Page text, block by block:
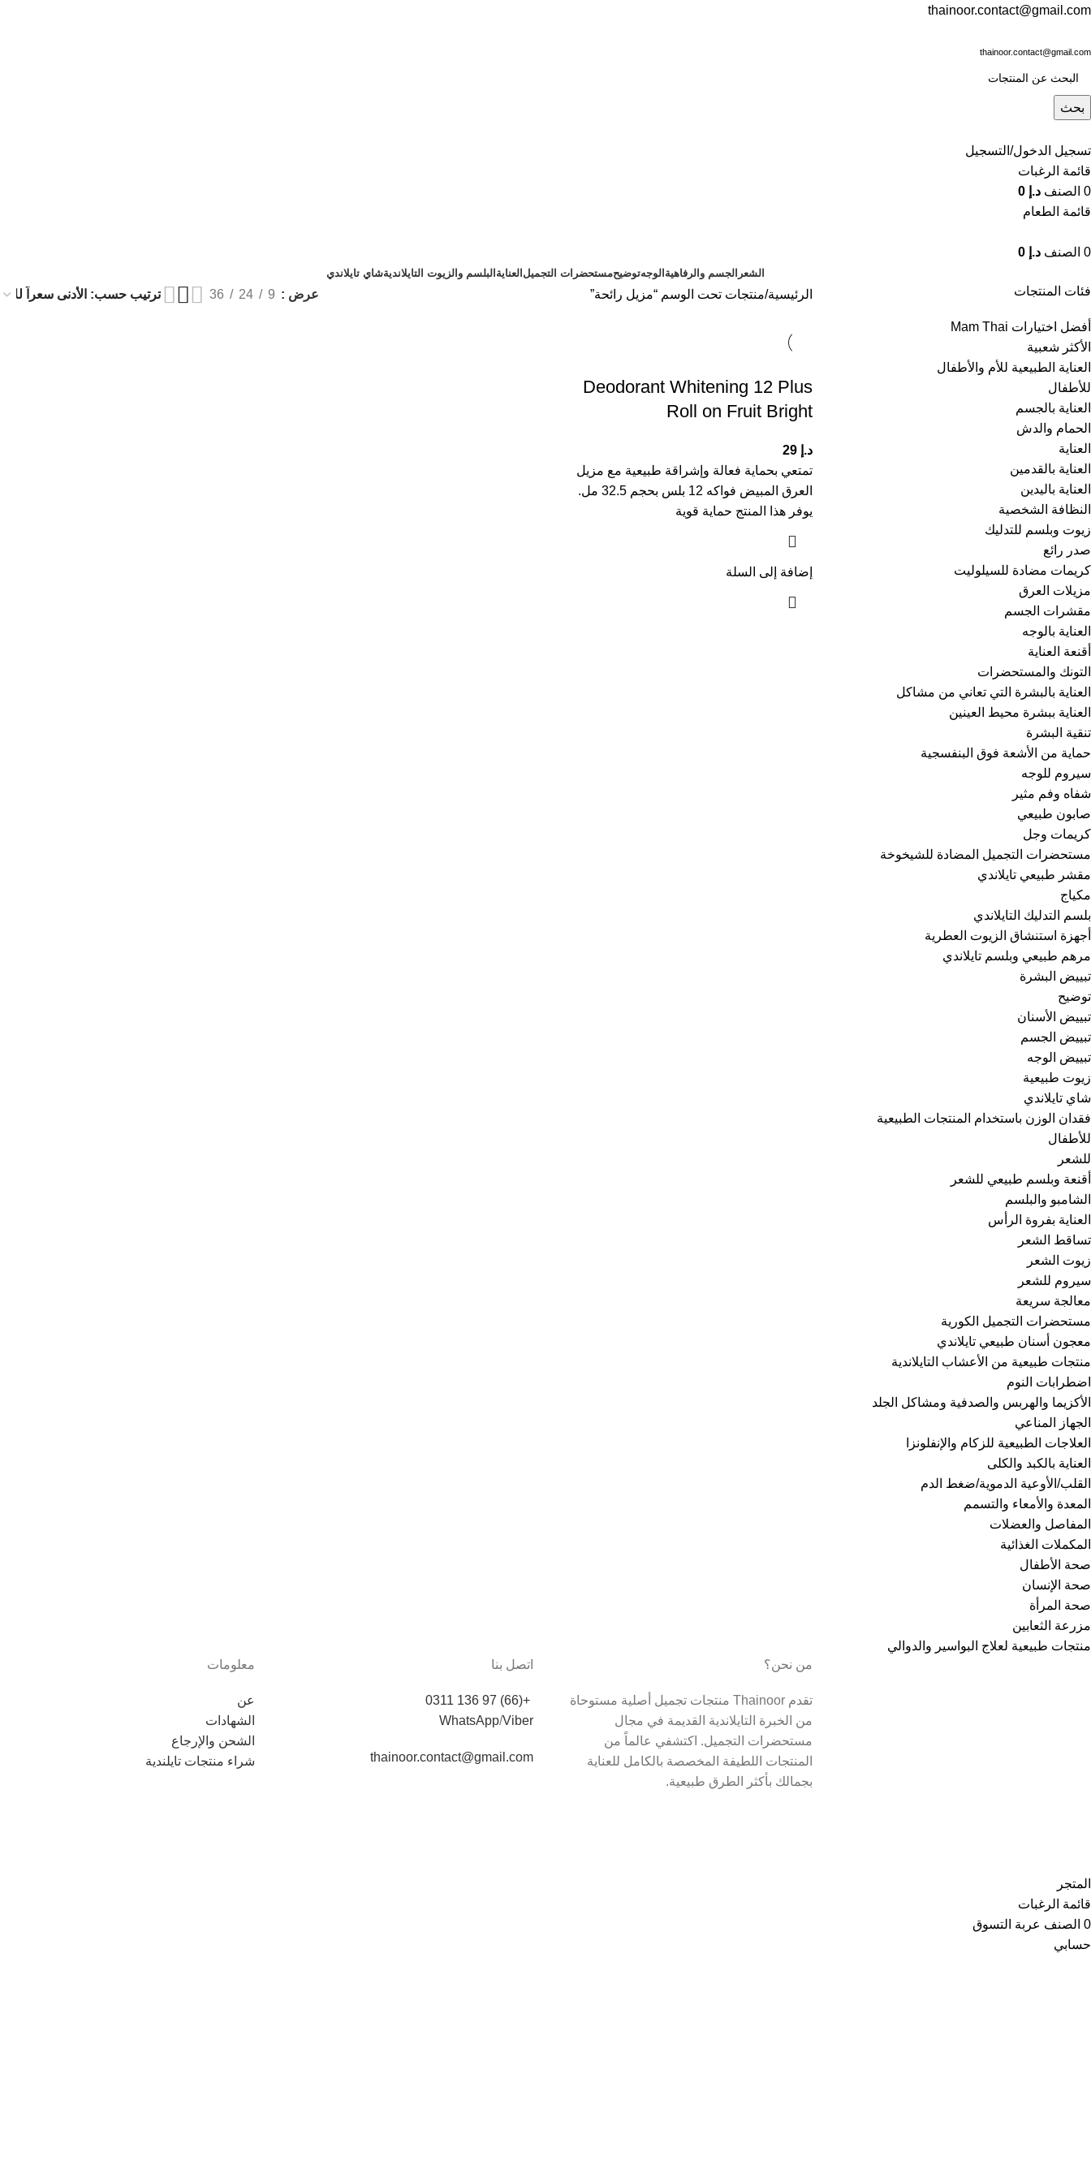
thainoor.contact@gmail.com
thainoor.contact@gmail.com
بحث
تسجيل الدخول/التسجيل
قائمة الرغبات
0 الصنف د.إ
قائمة الطعام
0 الصنف د.إ
الشعر الجسم والرفاهية الوجهتوضيحمستحضرات التجميل العناية البلسم والزيوت التايلانديةشاي تايلاندي
فئات المنتجات
أفضل اختيارات Mam Thai
الأكثر شعبية
العناية الطبيعية للأم والأطفال
للأطفال
العناية بالجسم
الحمام والدش
العناية
العناية بالقدمين
العناية باليدين
النظافة الشخصية
زيوت وبلسم للتدليك
صدر رائع
كريمات مضادة للسيلوليت
مزيلات العرق
مقشرات الجسم
العناية بالوجه
أقنعة العناية
التونك والمستحضرات
العناية بالبشرة التي تعاني من مشاكل
العناية ببشرة محيط العينين
تنقية البشرة
حماية من الأشعة فوق البنفسجية
سيروم للوجه
شفاه وفم مثير
صابون طبيعي
كريمات وجل
مستحضرات التجميل المضادة للشيخوخة
مقشر طبيعي تايلاندي
مكياج
بلسم التدليك التايلاندي
أجهزة استنشاق الزيوت العطرية
مرهم طبيعي وبلسم تايلاندي
تبييض البشرة
توضيح
تبييض الأسنان
تبييض الجسم
تبييض الوجه
زيوت طبيعية
شاي تايلاندي
فقدان الوزن باستخدام المنتجات الطبيعية
للأطفال
للشعر
أقنعة وبلسم طبيعي للشعر
الشامبو والبلسم
العناية بفروة الرأس
تساقط الشعر
زيوت الشعر
سيروم للشعر
معالجة سريعة
مستحضرات التجميل الكورية
معجون أسنان طبيعي تايلاندي
منتجات طبيعية من الأعشاب التايلاندية
اضطرابات النوم
الأكزيما والهربس والصدفية ومشاكل الجلد
الجهاز المناعي
العلاجات الطبيعية للزكام والإنفلونزا
العناية بالكبد والكلى
القلب/الأوعية الدموية/ضغط الدم
المعدة والأمعاء والتسمم
المفاصل والعضلات
المكملات الغذائية
صحة الأطفال
صحة الإنسان
صحة المرأة
مزرعة الثعابين
منتجات طبيعية لعلاج البواسير والدوالي
الرئيسية منتجات تحت الوسم “مزيل رائحة” عرض 9
24
36
Deodorant Whitening 12 Plus
Roll on Fruit Bright
د.إ 29
تمتعي بحماية فعالة وإشراقة طبيعية مع مزيل
العرق المبيض فواكه 12 بلس بحجم 32.5 مل.
يوفر هذا المنتج حماية قوية
إضافة إلى السلة
من نحن؟
تقدم Thainoor منتجات تجميل أصلية مستوحاة
من الخبرة التايلاندية القديمة في مجال
مستحضرات التجميل. اكتشفي عالماً من
المنتجات اللطيفة المخصصة بالكامل للعناية
بجمالك بأكثر الطرق طبيعية.
اتصل بنا
+(66) 97 136 0311
WhatsApp/Viber
thainoor.contact@gmail.com
معلومات
عن
الشهادات
الشحن والإرجاع
شراء منتجات تايلندية
المتجر
قائمة الرغبات
0 الصنف عربة التسوق
حسابي